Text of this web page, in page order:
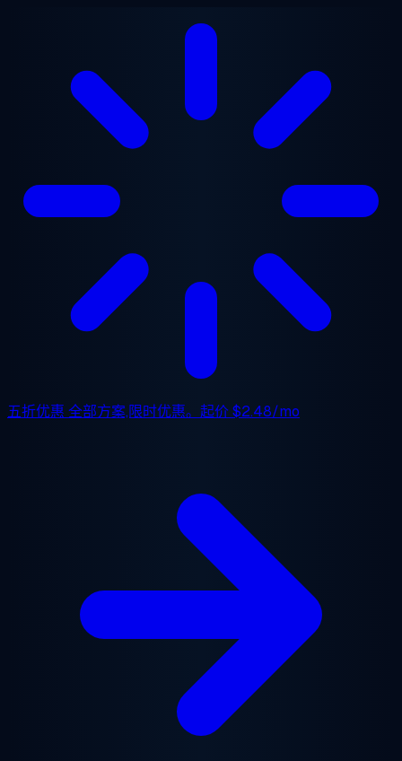
五折优惠 全部方案,限时优惠。起价$2.48/mo